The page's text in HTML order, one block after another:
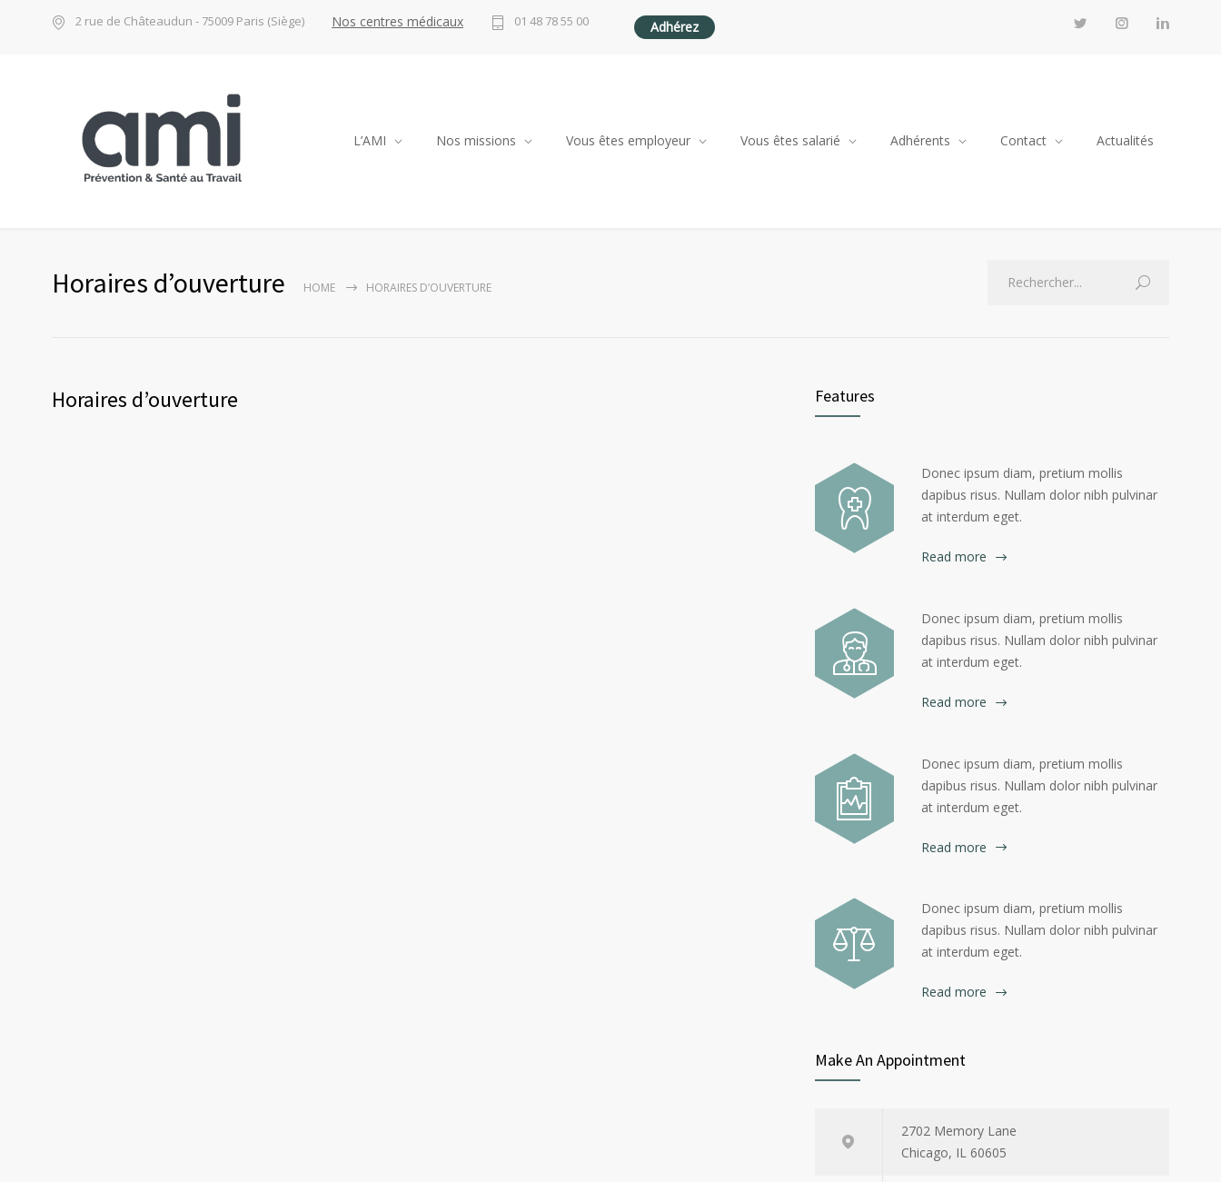
2 rue de Châteaudun - 75009 Paris (Siège) Nos centres médicaux 01 48 78 55 00 Adhérez
L’AMI Nos missions Vous êtes employeur Vous êtes salarié Adhérents Contact Actualités
Horaires d’ouverture HOME HORAIRES D’OUVERTURE
Horaires d’ouverture Features
Donec ipsum diam, pretium mollis
dapibus risus. Nullam dolor nibh pulvinar
at interdum eget.
Read more
Donec ipsum diam, pretium mollis
dapibus risus. Nullam dolor nibh pulvinar
at interdum eget.
Read more
Donec ipsum diam, pretium mollis
dapibus risus. Nullam dolor nibh pulvinar
at interdum eget.
Read more
Donec ipsum diam, pretium mollis
dapibus risus. Nullam dolor nibh pulvinar
at interdum eget.
Read more
Make An Appointment
2702 Memory Lane
Chicago, IL 60605